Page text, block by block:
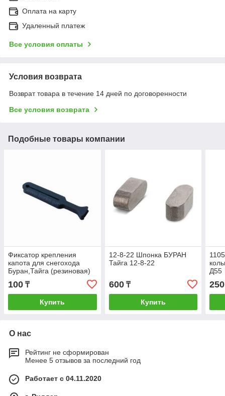
Оплата на карту
Удаленный платеж
Все условия оплаты
Условия возврата
Возврат товара в течение 14 дней по договоренности
Все условия возврата
Подобные товары компании
Фиксатор крепления
капота для снегохода
Буран,Тайга (резиновая)
100 ₸
Купить
12-8-22 Шпонка БУРАН
Тайга 12-8-22
600₸
Купить
Д55
250
О нас
Рейтинг не сформирован
Менее 5 отзывов за последний год
Работает с 04.11.2020